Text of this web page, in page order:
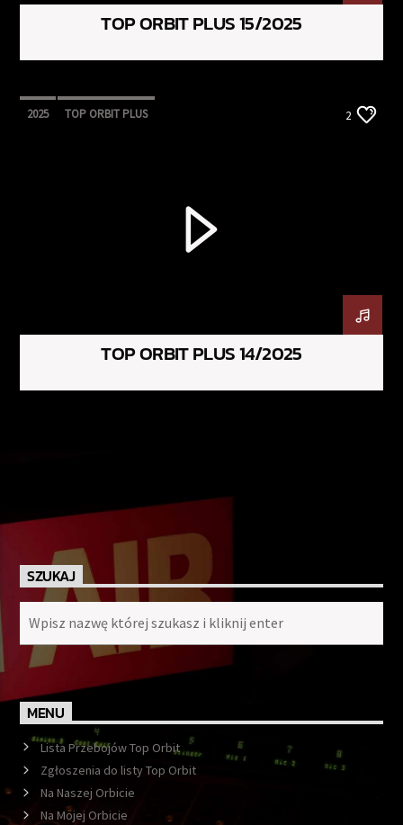
TOP ORBIT PLUS 15/2025
2025 TOP ORBIT PLUS 2
TOP ORBIT PLUS 14/2025
SZUKAJ
MENU
Lista Przebojów Top Orbit
Zgłoszenia do listy Top Orbit
Na Naszej Orbicie
Na Mojej Orbicie